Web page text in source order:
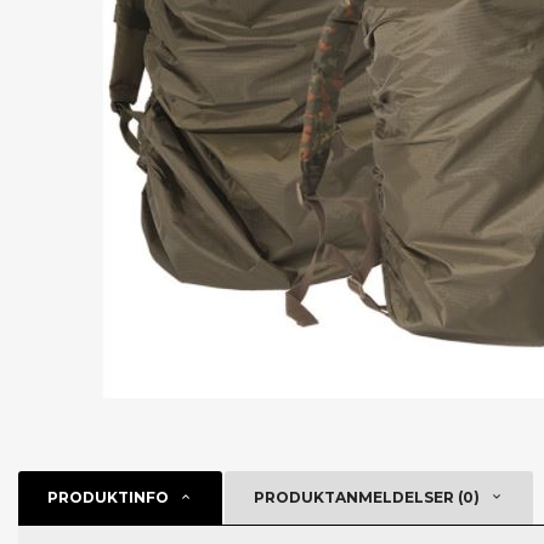
PRODUKTINFO PRODUKTANMELDELSER (0)